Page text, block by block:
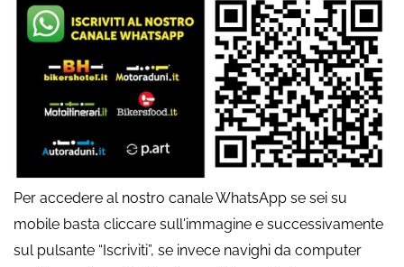
Per accedere al nostro canale WhatsApp se sei su
mobile basta cliccare sull'immagine e successivamente
sul pulsante “Iscriviti”, se invece navighi da computer